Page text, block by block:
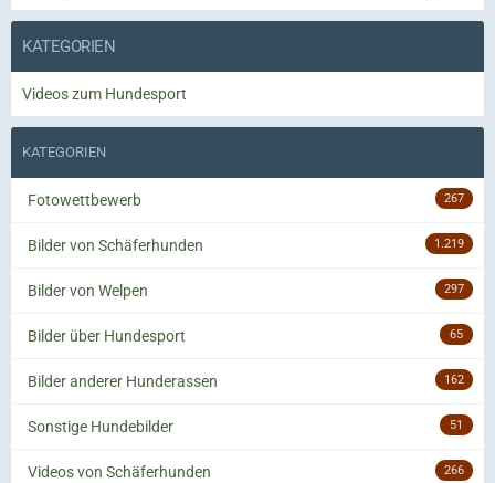
KATEGORIEN
Videos zum Hundesport
KATEGORIEN
Fotowettbewerb 267
Bilder von Schäferhunden 1.219
Bilder von Welpen 297
Bilder über Hundesport 65
Bilder anderer Hunderassen 162
Sonstige Hundebilder 51
Videos von Schäferhunden 266